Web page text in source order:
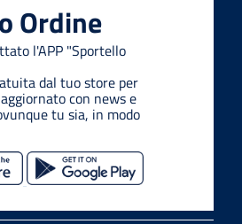
Ordine
l'APP "Sportello
dal tuo store per
con news e
tu sia, in modo